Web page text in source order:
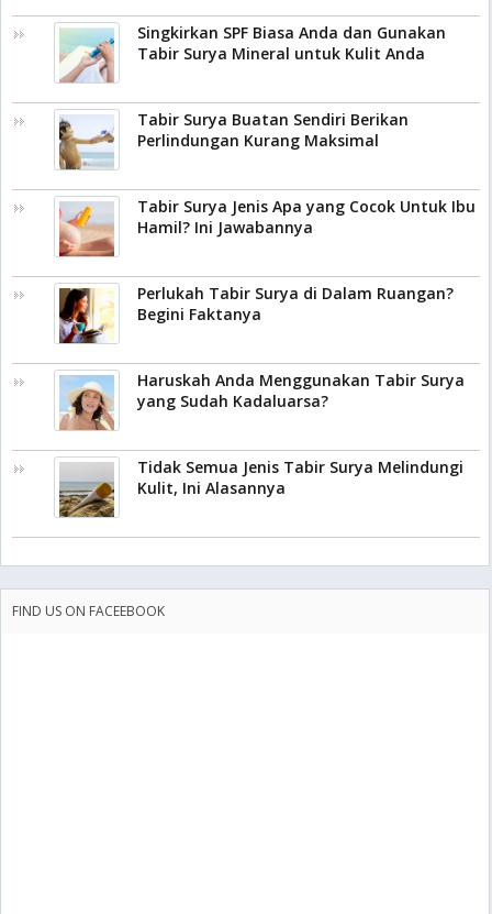
Singkirkan SPF Biasa Anda dan Gunakan
Tabir Surya Mineral untuk Kulit Anda
Tabir Surya Buatan Sendiri Berikan
Perlindungan Kurang Maksimal
Tabir Surya Jenis Apa yang Cocok Untuk Ibu
Hamil? Ini Jawabannya
Perlukah Tabir Surya di Dalam Ruangan?
Begini Faktanya
Haruskah Anda Menggunakan Tabir Surya
yang Sudah Kadaluarsa?
Tidak Semua Jenis Tabir Surya Melindungi
Kulit, Ini Alasannya
FIND US ON FACEEBOOK